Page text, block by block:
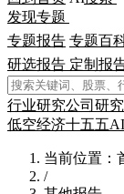
发现专题
专题报告 专题百
研选报告 定制报
行业研究公司研究
低空经济十五五
当前位置：
/